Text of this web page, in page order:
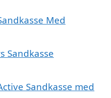
Med
Sandkasse
Sandkasse med